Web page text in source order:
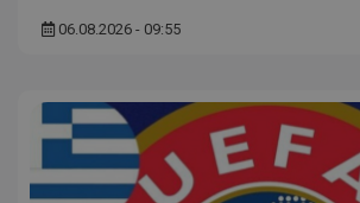
06.08.2026 - 09:55